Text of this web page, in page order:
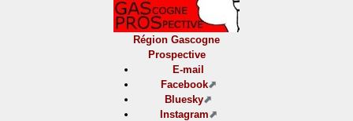
Région Gascogne
Prospective
E-mail
Facebook
Bluesky
Instagram